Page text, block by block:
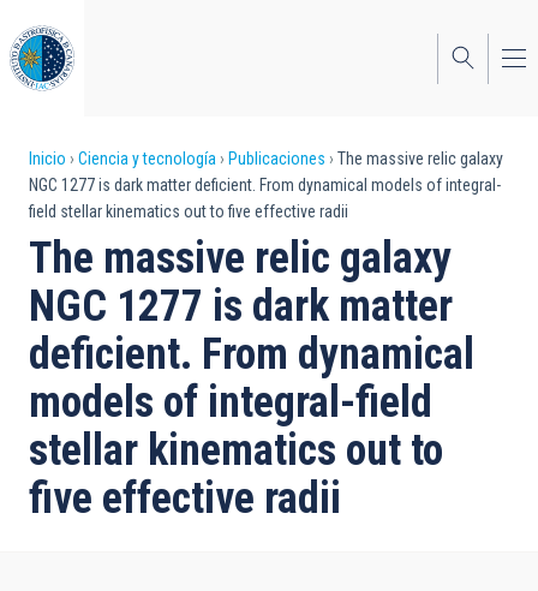
al
contenido
principal
Sobrescribir
enlaces
de
ayuda
a
la
navegación
Inicio Ciencia y tecnología Publicaciones
The massive relic galaxy
NGC 1277 is dark matter deficient. From dynamical models of integral-
field stellar kinematics out to five effective radii
The massive relic galaxy
NGC 1277 is dark matter
deficient. From dynamical
models of integral-field
stellar kinematics out to
five effective radii